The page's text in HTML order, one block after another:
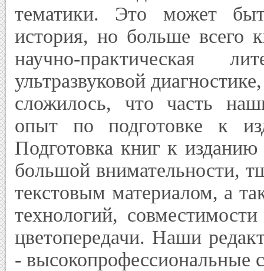
тематики. Это может
история, но больше всего
научно-практическая
ультразвуковой
сложилось, что часть
опыт по подготовке к
Подготовка книг к
большой внимательности,
текстовым материалом, а
технологий,
цветопередачи. Наши
- высокопрофессиональные